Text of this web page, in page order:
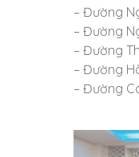
– Đường
– Đường
– Đường
– Đường
– Đường